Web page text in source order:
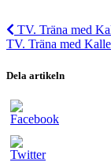
TV. Träna med
TV. Träna med
Dela artikeln